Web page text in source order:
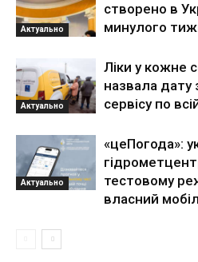
Актуально
створено в
минулого
Актуально
Ліки у кожне
назвала дату
сервісу по
Актуально
«цеПогода»:
тестовому
власний